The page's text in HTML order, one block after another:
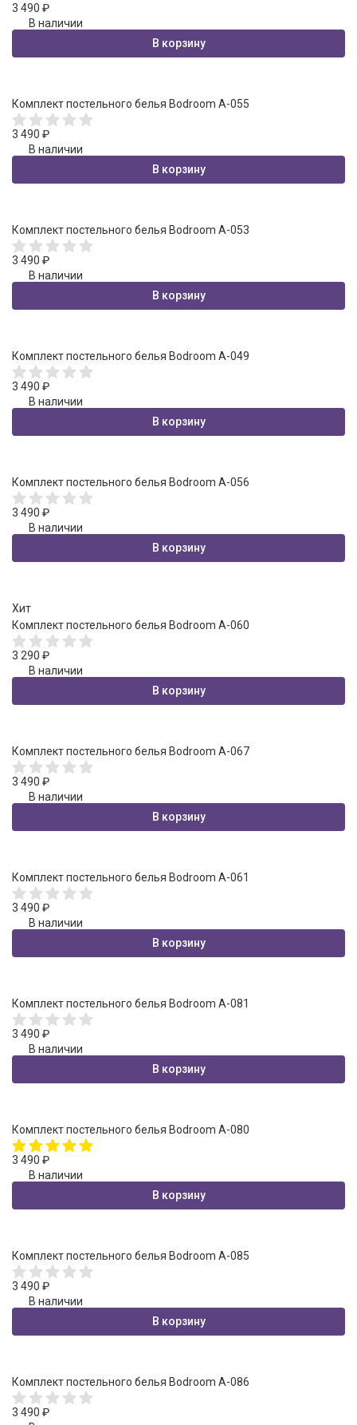
3 490 ₽
В наличии
В корзину
Комплект постельного белья Bodroom A-055
3 490 ₽
В наличии
В корзину
Комплект постельного белья Bodroom A-053
3 490 ₽
В наличии
В корзину
Комплект постельного белья Bodroom A-049
3 490 ₽
В наличии
В корзину
Комплект постельного белья Bodroom A-056
3 490 ₽
В наличии
В корзину
Хит
Комплект постельного белья Bodroom A-060
3 290 ₽
В наличии
В корзину
Комплект постельного белья Bodroom A-067
3 490 ₽
В наличии
В корзину
Комплект постельного белья Bodroom A-061
3 490 ₽
В наличии
В корзину
Комплект постельного белья Bodroom A-081
3 490 ₽
В наличии
В корзину
Комплект постельного белья Bodroom A-080
3 490 ₽
В наличии
В корзину
Комплект постельного белья Bodroom A-085
3 490 ₽
В наличии
В корзину
Комплект постельного белья Bodroom A-086
3 490 ₽